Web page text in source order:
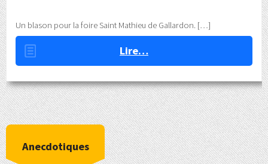
Un blason pour la foire Saint Mathieu de Gallardon.
Lire…
Anecdotiques